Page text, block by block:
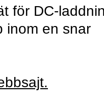
för DC-
inom en snar